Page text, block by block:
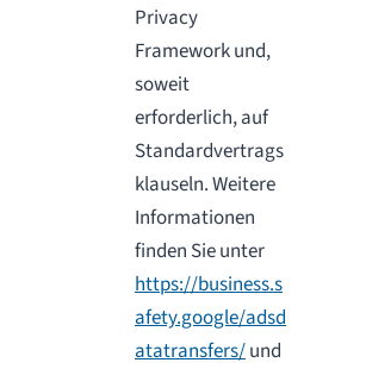
Privacy
Framework und,
soweit
erforderlich, auf
Standardvertrags
klauseln. Weitere
Informationen
finden Sie unter
https://business.s
afety.google/adsd
atatransfers/und